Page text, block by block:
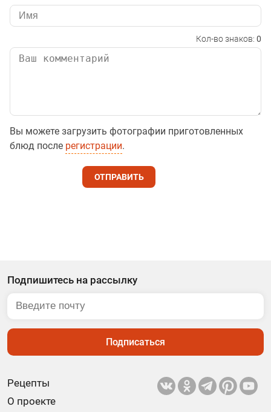
Кол-во знаков: 0
Вы можете загрузить фотографии приготовленных
блюд после регистрации.
ОТПРАВИТЬ
Рецепты
О проекте
Подпишитесь на рассылку
Подписаться